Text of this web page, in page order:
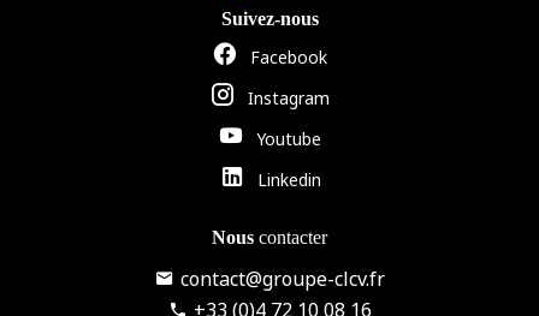
Suivez-nous
Facebook
Instagram
Youtube
Linkedin
Nous contacter
contact@groupe-clcv.fr
+33 (0)4 72 10 08 16